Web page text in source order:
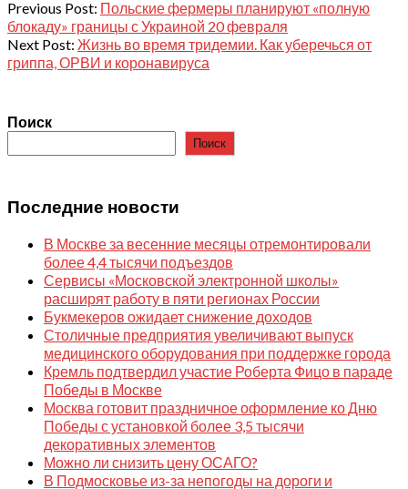
Previous Post: Польские фермеры планируют «полную
блокаду» границы с Украиной 20 февраля
Next Post: Жизнь во время тридемии. Как уберечься от
гриппа, ОРВИ и коронавируса
Поиск
Поиск
Последние новости
В Москве за весенние месяцы отремонтировали
более 4,4 тысячи подъездов
Сервисы «Московской электронной школы»
расширят работу в пяти регионах России
Букмекеров ожидает снижение доходов
Столичные предприятия увеличивают выпуск
медицинского оборудования при поддержке города
Кремль подтвердил участие Роберта Фицо в параде
Победы в Москве
Москва готовит праздничное оформление ко Дню
Победы с установкой более 3,5 тысячи
декоративных элементов
Можно ли снизить цену ОСАГО?
В Подмосковье из-за непогоды на дороги и